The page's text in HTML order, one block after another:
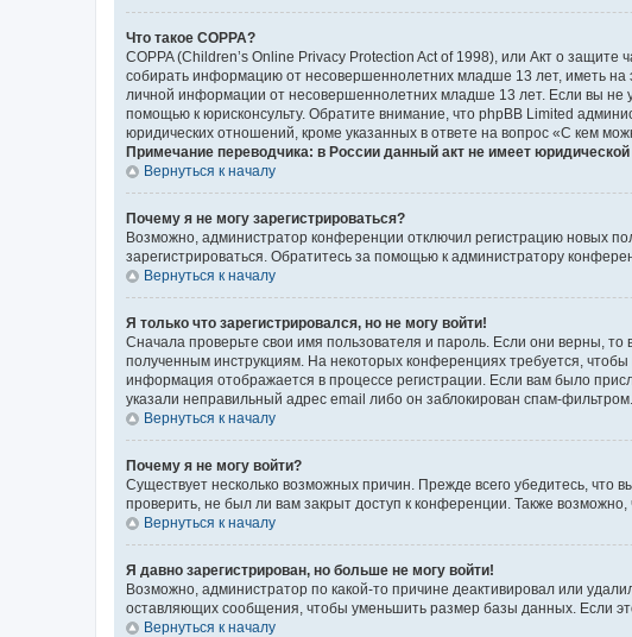
Что такое COPPA?
COPPA (Children’s Online Privacy Protection Act of 1998), или Акт о
собирать информацию от несовершеннолетних младше 13 лет, иметь на
личной информации от несовершеннолетних младше 13 лет. Если вы не
помощью к юрисконсульту. Обратите внимание, что phpBB Limited
юридических отношений, кроме указанных в ответе на вопрос «С кем
Примечание переводчика: в России данный акт не имеет
Вернуться к началу
Почему я не могу зарегистрироваться?
Возможно, администратор конференции отключил регистрацию новых
зарегистрироваться. Обратитесь за помощью к администратору
Вернуться к началу
Я только что зарегистрировался, но не могу войти!
Сначала проверьте свои имя пользователя и пароль. Если они верны,
полученным инструкциям. На некоторых конференциях требуется,
информация отображается в процессе регистрации. Если вам было
указали неправильный адрес email либо он заблокирован спам-
Вернуться к началу
Почему я не могу войти?
Существует несколько возможных причин. Прежде всего убедитесь,
проверить, не был ли вам закрыт доступ к конференции. Также
Вернуться к началу
Я давно зарегистрирован, но больше не могу войти!
Возможно, администратор по какой-то причине деактивировал или
оставляющих сообщения, чтобы уменьшить размер базы данных. Если
Вернуться к началу